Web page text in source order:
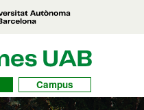
UAB Idiomas
Campus